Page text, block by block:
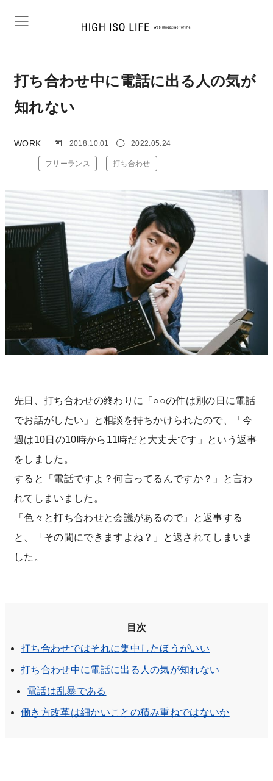
打ち合わせ中に電話に出る人の気が
知れない
WORK 2018.10.01 2022.05.24
フリーランス 打ち合わせ
先日、打ち合わせの終わりに「○○の件は別の日に電話
でお話がしたい」と相談を持ちかけられたので、「今
週は10日の10時から11時だと大丈夫です」という返事
をしました。
すると「電話ですよ？何言ってるんですか？」と言わ
れてしまいました。
「色々と打ち合わせと会議があるので」と返事する
と、「その間にできますよね？」と返されてしまいま
した。
目次
打ち合わせではそれに集中したほうがいい
打ち合わせ中に電話に出る人の気が知れない
電話は乱暴である
働き方改革は細かいことの積み重ねではないか